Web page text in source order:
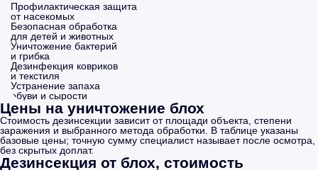
Профилактическая защита
от насекомых
Безопасная обработка
для детей и животных
Уничтожение бактерий
и грибка
Дезинфекция ковриков
и текстиля
Устранение запаха
обуви и сырости
Цены на уничтожение блох
Стоимость дезинсекции зависит от площади объекта, степени
заражения и выбранного метода обработки. В таблице указаны
базовые цены; точную сумму специалист называет после осмотра,
без скрытых доплат.
Дезинсекция от блох, стоимость